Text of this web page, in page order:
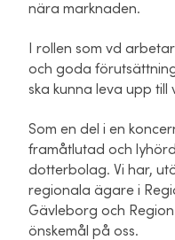
nära marknaden.
I rollen som vd
och goda
ska kunna leva upp
Som en del i en
framåtlutad och
dotterbolag. Vi har,
regionala ägare i
Gävleborg och
önskemål på oss.